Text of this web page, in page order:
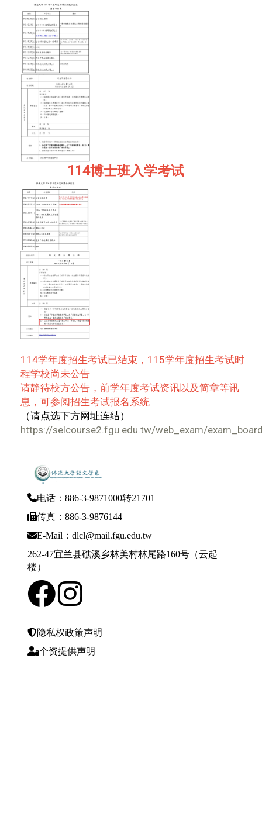
114博士班入学考试
114学年度招生考试已结束，115学年度招生考试时
程学校尚未公告
请静待校方公告，前学年度考试资讯以及简章等讯
息，可参阅招生考试报名系统
（请点选下方网址连结）
https://selcourse2.fgu.edu.tw/web_exam/
电话：886-3-9871000转21701
传真：886-3-9876144
E-Mail：dlcl@mail.fgu.edu.tw
262-47宜兰县礁溪乡林美村林尾路160号（云起
楼）
隐私权政策声明
个资提供声明